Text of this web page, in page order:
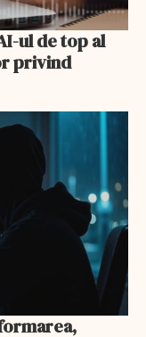
ul de top al
privind